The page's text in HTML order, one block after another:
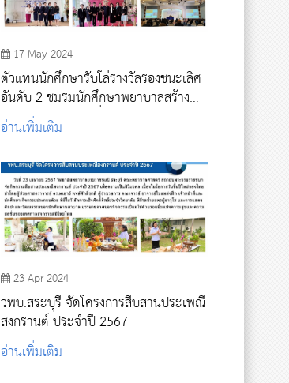
17 May 2024
ตัวแทนนักศึกษารับโล่รางวัลรองชนะเลิศ
อันดับ 2 ชมรมนักศึกษาพยาบาลสร้าง
สังคมไทยปลอดบุหรี่ ดีเด่น ประจำปี
2567
อ่านเพิ่มเติม
23 Apr 2024
วพบ.สระบุรี จัดโครงการสืบสานประเพณี
สงกรานต์ ประจำปี 2567
อ่านเพิ่มเติม